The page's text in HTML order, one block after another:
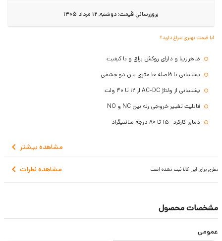
بروزرسانی قیمت: دوشنبه, 12 مرداد 1405
آیا قیمت بهتری سراغ دارید؟
ظاهر زیبا و دارای روکش براق و با کیفیت
پشتیبانی تا فاصله 10 متری بین دو چشمی
پشتیبانی از ولتاژ AC-DC از 12 تا 40 ولت
قابلیت تغییر خروجی رله بین NC و NO
دمای کارکرد -15 تا 80 درجه سانتیگراد
مشاهده بیشتر
مشاهده نظرات نظری برای این کالا ثبت نشده است
مشخصات محصول
عمومی